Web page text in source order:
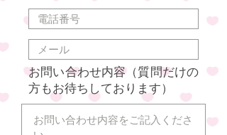
​お問い合わせ内容（質問だけの
方もお待ちしております）